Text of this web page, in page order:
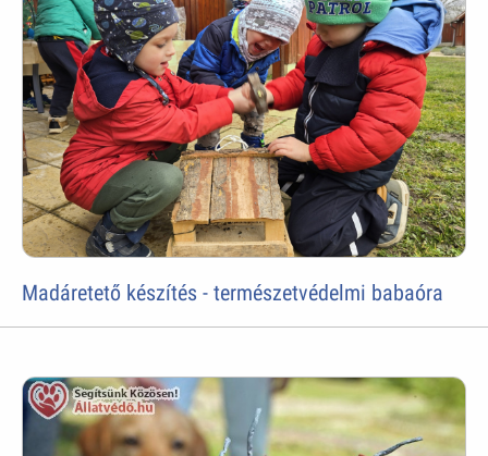
Madáretető készítés - természetvédelmi babaóra